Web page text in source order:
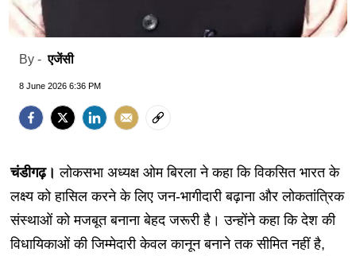
By -एजेंसी
8 June 2026 6:36 PM
चंडीगढ़। लोकसभा अध्यक्ष ओम बिरला ने कहा कि विकसित भारत के
लक्ष्य को हासिल करने के लिए जन-भागीदारी बढ़ाना और लोकतांत्रिक
संस्थाओं को मजबूत बनाना बेहद जरूरी है। उन्होंने कहा कि देश की
विधायिकाओं की जिम्मेदारी केवल कानून बनाने तक सीमित नहीं है,